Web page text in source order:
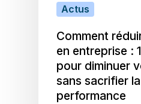
critères RSE
sélection,
Suivi des
amélioration
(indicateurs,
fournisseurs)
Actus
Comment
en entreprise :
pour diminuer
sans sacrifier la
performance